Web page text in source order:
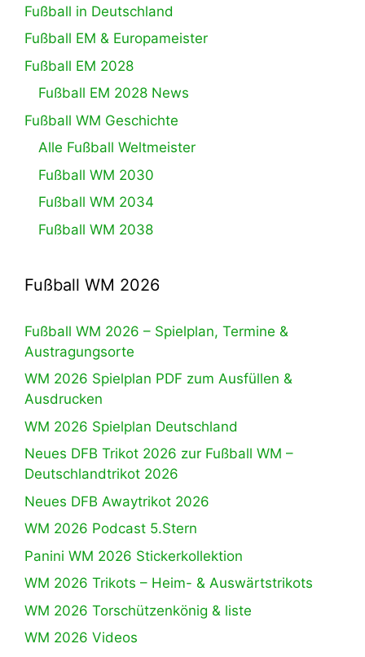
Fußball in Deutschland
Fußball EM & Europameister
Fußball EM 2028
Fußball EM 2028 News
Fußball WM Geschichte
Alle Fußball Weltmeister
Fußball WM 2030
Fußball WM 2034
Fußball WM 2038
Fußball WM 2026
Fußball WM 2026 – Spielplan, Termine &
Austragungsorte
WM 2026 Spielplan PDF zum Ausfüllen &
Ausdrucken
WM 2026 Spielplan Deutschland
Neues DFB Trikot 2026 zur Fußball WM –
Deutschlandtrikot 2026
Neues DFB Awaytrikot 2026
WM 2026 Podcast 5.Stern
Panini WM 2026 Stickerkollektion
WM 2026 Trikots – Heim- & Auswärtstrikots
WM 2026 Torschützenkönig & liste
WM 2026 Videos